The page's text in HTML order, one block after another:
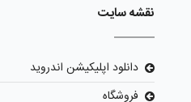
نقشه سایت
دانلود اپلیکیشن اندروید
فروشگاه